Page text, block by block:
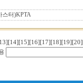
스터)KPTA
[14][15][16][17][18][19][20]